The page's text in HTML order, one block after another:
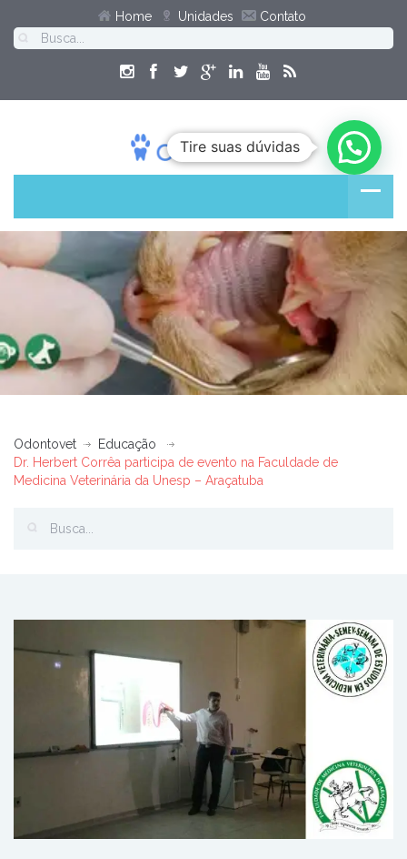
Home Unidades Contato
Odontovet
Educação
Dr. Herbert Corrêa participa de evento na Faculdade de
Medicina Veterinária da Unesp – Araçatuba
Tire suas dúvidas